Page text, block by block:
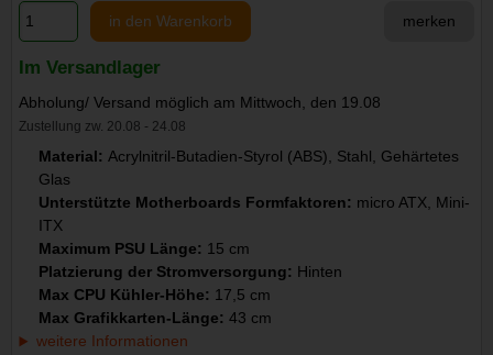
in den Warenkorb merken
Im Versandlager
Abholung/ Versand möglich am Mittwoch, den 19.08
Zustellung zw. 20.08 - 24.08
Material: Acrylnitril-Butadien-Styrol (ABS), Stahl, Gehärtetes
Glas
Unterstützte Motherboards Formfaktoren: micro ATX, Mini-
ITX
Maximum PSU Länge: 15 cm
Platzierung der Stromversorgung: Hinten
Max CPU Kühler-Höhe: 17,5 cm
Max Grafikkarten-Länge: 43 cm
weitere Informationen